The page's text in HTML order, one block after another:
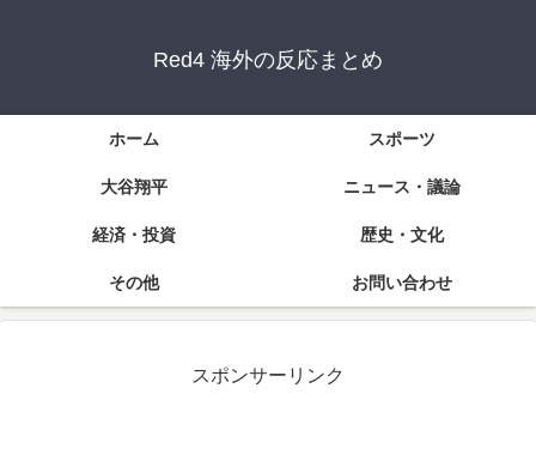
Red4 海外の反応まとめ
ホーム スポーツ
大谷翔平 ニュース・議論
経済・投資 歴史・文化
その他 お問い合わせ
スポンサーリンク